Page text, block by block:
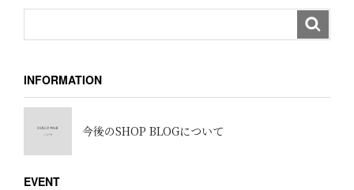
INFORMATION
今後のSHOP BLOGについて
EVENT